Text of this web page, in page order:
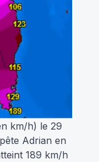
km/h) le 29
Adrian en
189 km/h